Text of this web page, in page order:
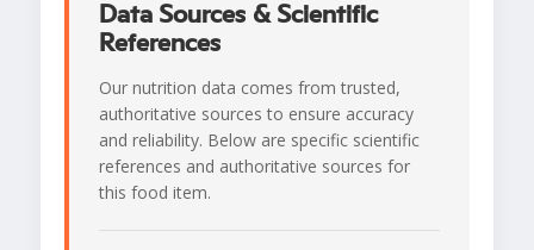
Data Sources & Scientific
References
Our nutrition data comes from trusted,
authoritative sources to ensure accuracy
and reliability. Below are specific scientific
references and authoritative sources for
this food item.